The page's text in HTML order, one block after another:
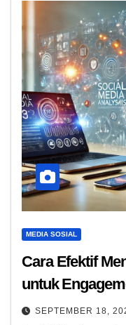
MEDIA SOSIAL
Cara Efektif
untuk
SEPTEMBER 18,